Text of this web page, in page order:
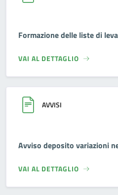
Formazione delle liste di
VAI AL DETTAGLIO
AVVISI
Avviso deposito variazioni
VAI AL DETTAGLIO